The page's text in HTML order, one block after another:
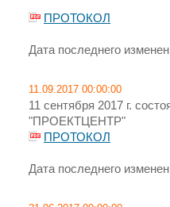
ПРОТОКОЛ
Дата последнего
11.09.2017 00:00:00
11 сентября 2017 г.
"ПРОЕКТЦЕНТР"
ПРОТОКОЛ
Дата последнего